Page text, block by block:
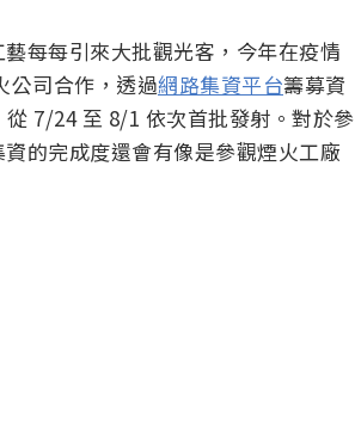
每每引來大批觀光客，今年在疫情
公司合作，透過網路集資平台籌募資
7/24 至 8/1 依次首批發射。對於參
的完成度還會有像是參觀煙火工廠